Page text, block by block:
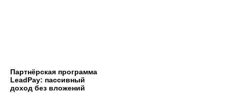
Партнёрская программа
LeadPay: пассивный
доход без вложений